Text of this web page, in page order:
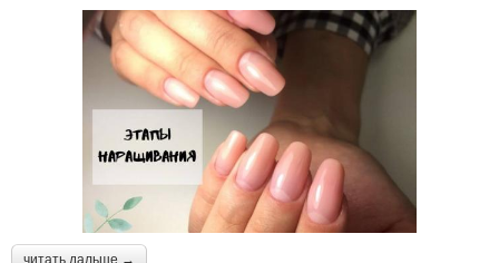
читать дальше →